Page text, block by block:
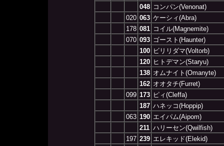
048 コンパン(Venonat)
020 063 ケーシィ(Abra)
178 081 コイル(Magnemite)
070 093 ゴースト(Haunter)
100 ビリリダマ(Voltorb)
120 ヒトデマン(Staryu)
138 オムナイト(Omanyte)
162 オオタチ(Furret)
099 173 ピィ(Cleffa)
187 ハネッコ(Hoppip)
063 190 エイパム(Aipom)
211 ハリーセン(Qwilfish)
197 239 エレキッド(Elekid)